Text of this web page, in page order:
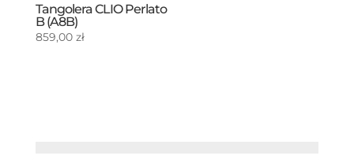
Tangolera CLIO Perlato
B (A8B)
859,00 zł